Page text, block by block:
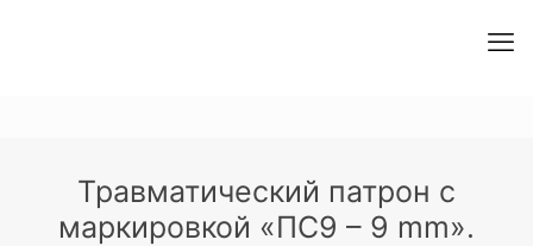
Травматический патрон с
маркировкой «ПС9 – 9 mm».